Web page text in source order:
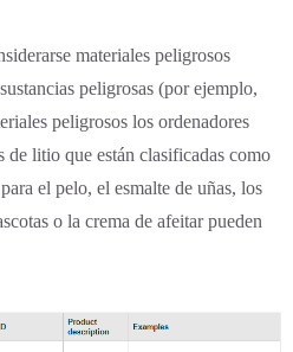
materiales peligrosos
peligrosas (por ejemplo,
peligrosos los ordenadores
litio que están clasificadas como
el pelo, el esmalte de uñas, los
o la crema de afeitar pueden